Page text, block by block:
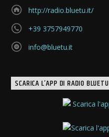
http://radio.bluetu.it/
+39 3757949770
info@bluetu.it
SCARICA L’APP DI RADIO BLUETU